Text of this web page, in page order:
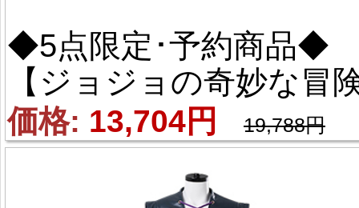
◆5点限定･予約商品◆
【ジョジョの奇妙な冒
衣装】Part6 ストーンオ
シャン ウェザー・リポ
ト 風 コスプレ衣装
価格: 13,704円 19,788円